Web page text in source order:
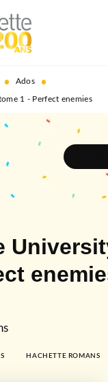
• Ados •
1 - Perfect enemies
HACHETTE ROMANS